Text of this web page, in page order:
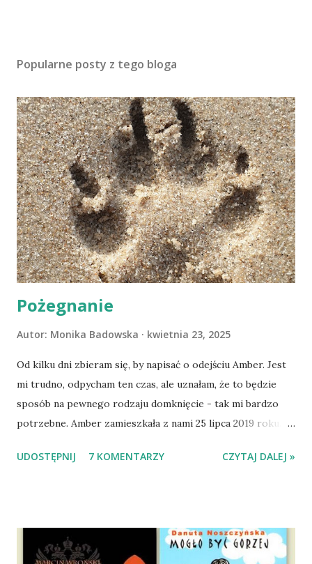
Popularne posty z tego bloga
Pożegnanie
Autor: Monika Badowska kwietnia 23, 2025
Od kilku dni zbieram się, by napisać o odejściu Amber. Jest
mi trudno, odpycham ten czas, ale uznałam, że to będzie
sposób na pewnego rodzaju domknięcie - tak mi bardzo
potrzebne. Amber zamieszkała z nami 25 lipca 2019 roku.
Mazowieckim, pojechaliśmy na wizytę zapoznawczą, a kilka
wspólnego życia przeczytacie TUTAJ i TUTAJ . Gdy już
nieco okrzepliśmy w codzienności z psem, a Amber - z
UDOSTĘPNIJ 7 KOMENTARZY CZYTAJ DALEJ »